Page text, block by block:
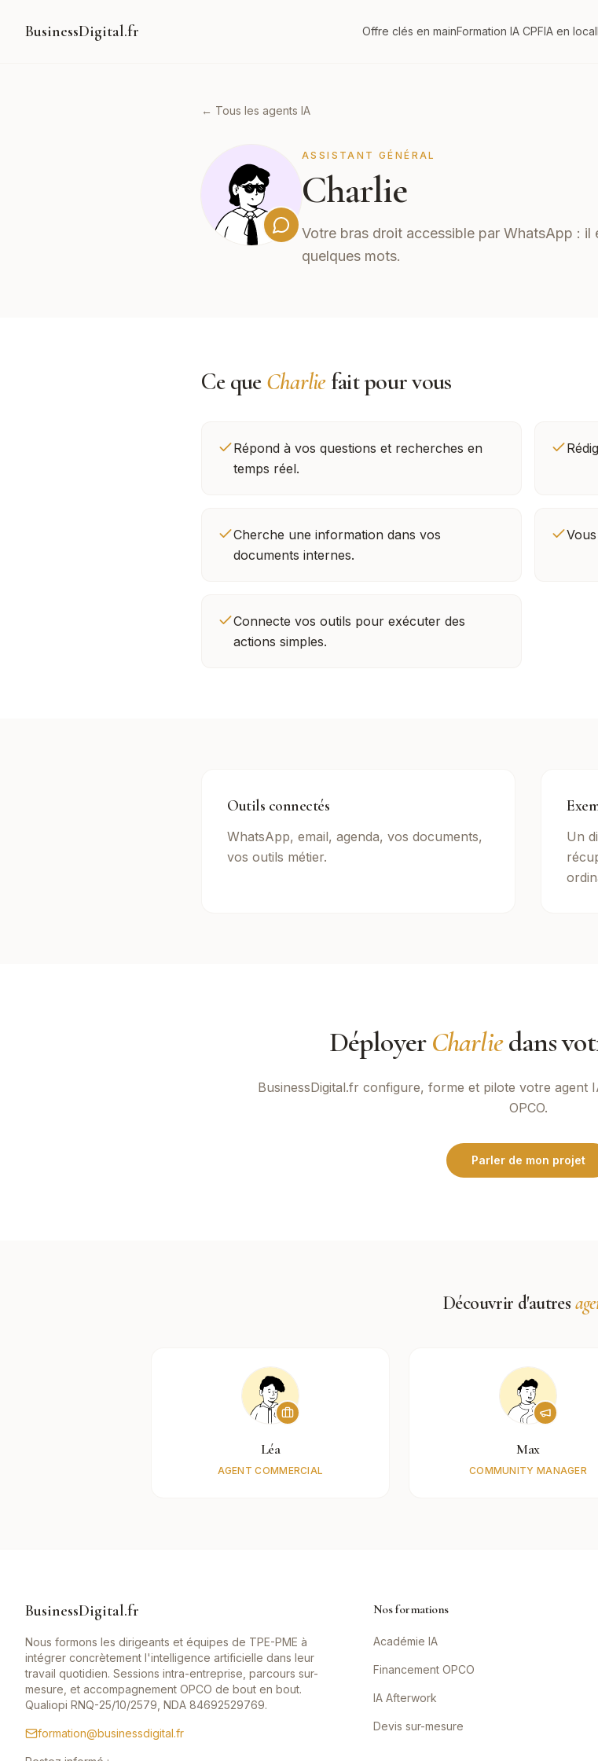
BusinessDigital.fr Offre clés en mainFormation IA CPFIA en local
← Tous les agents IA
ASSISTANT GÉNÉRAL
Charlie
Votre bras droit accessible par WhatsApp :
quelques mots.
Ce queCharliefait pour vous
Répond à vos questions et recherches en
temps réel.
Cherche une information dans vos
documents internes.
Connecte vos outils pour exécuter des
actions simples.
Outils connectés
WhatsApp, email, agenda, vos documents,
vos outils métier.
Un
DéployerCharliedans
BusinessDigital.fr configure, forme et pilote votre agent
OPCO.
Parler de mon projet
Découvrir d'autres
Léa
AGENT COMMERCIAL
Max
COMMUNITY MANAGER
BusinessDigital.fr
Nous formons les dirigeants et équipes de TPE-PME à
intégrer concrètement l'intelligence artificielle dans leur
travail quotidien. Sessions intra-entreprise, parcours sur-
mesure, et accompagnement OPCO de bout en bout.
Qualiopi RNQ-25/10/2579, NDA 84692529769.
formation@businessdigital.fr
Nos formations
Académie IA
Financement OPCO
IA Afterwork
Devis sur-mesure